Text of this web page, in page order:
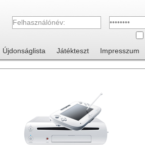
Újdonságlista Játékteszt Impresszum